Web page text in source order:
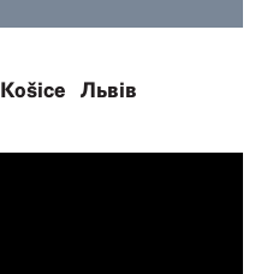
Košice Львів